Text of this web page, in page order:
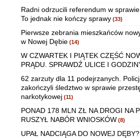
Radni odrzucili referendum w
To jednak nie kończy sprawy (33)
Pierwsze zebrania mieszkańców
w Nowej Dębie (14)
W CZWARTEK I PIĄTEK CZĘŚĆ
PRĄDU. SPRAWDŹ ULICE I
62 zarzuty dla 11 podejrzanych.
zakończyli śledztwo w sprawie
narkotykowej (11)
PONAD 178 MLN ZŁ NA DROGI NA
RUSZYŁ NABÓR WNIOSKÓW (8)
UPAŁ NADCIĄGA DO NOWEJ